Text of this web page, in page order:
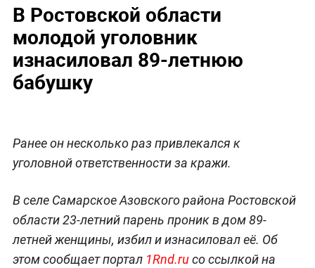
В Ростовской области
молодой уголовник
изнасиловал 89-летнюю
бабушку
Ранее он несколько раз привлекался к
уголовной ответственности за кражи.
В селе Самарское Азовского района Ростовской
области 23-летний парень проник в дом 89-
летней женщины, избил и изнасиловал её. Об
этом сообщает портал 1Rnd.ruсо ссылкой на